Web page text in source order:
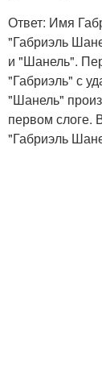
Ответ: Имя
"Габриэль
и "Шанель".
"Габриэль" с
"Шанель"
первом слоге.
"Габриэль